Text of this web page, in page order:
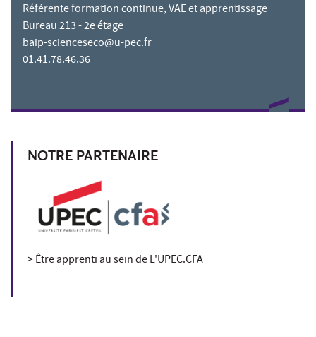
Référente formation continue, VAE et apprentissage
Bureau 213 - 2e étage
baip-scienceseco@u-pec.fr
01.41.78.46.36
NOTRE PARTENAIRE
>Être apprenti au sein de L'UPEC.CFA